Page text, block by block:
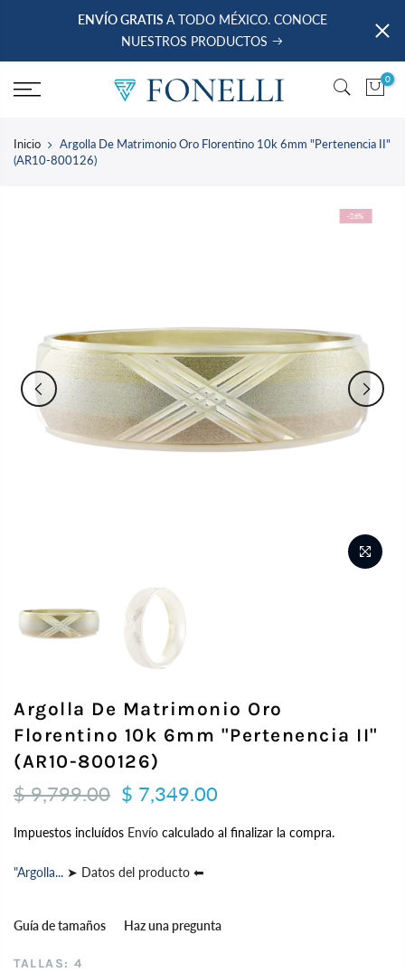
ENVÍO GRATIS A TODO MÉXICO. CONOCE
NUESTROS PRODUCTOS
0
Inicio
Argolla De Matrimonio Oro Florentino 10k 6mm "Pertenencia II"
(AR10-800126)
-26%
Argolla De Matrimonio Oro
Florentino 10k 6mm "Pertenencia II"
(AR10-800126)
$ 9,799.00 $ 7,349.00
Impuestos incluídos Envío calculado al finalizar la compra.
"Argolla... ➤ Datos del producto ⬅
Guía de tamaños Haz una pregunta
TALLAS: 4